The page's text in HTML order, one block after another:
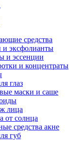
средства
и эксфолианты
и эссенции
и концентраты
глаз
маски и саше
лица
от солнца
средства акне
губ